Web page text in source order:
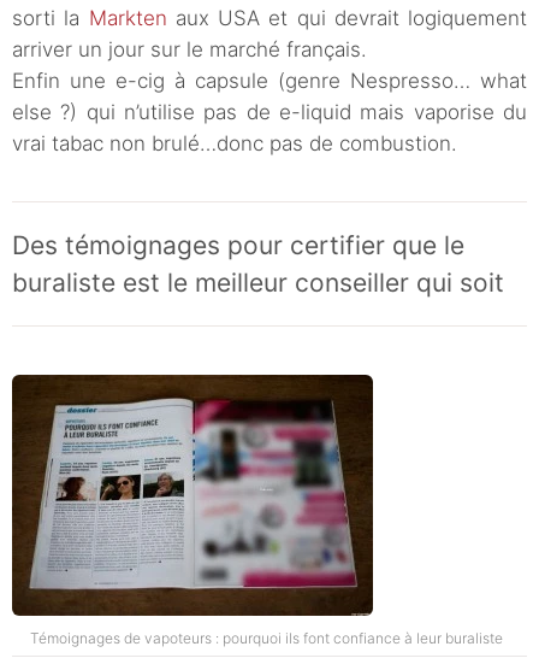
sorti la Markten aux USA et qui devrait logiquement
arriver un jour sur le marché français.
Enfin une e-cig à capsule (genre Nespresso… what
else ?) qui n’utilise pas de e-liquid mais vaporise du
vrai tabac non brulé…donc pas de combustion.
Des témoignages pour certifier que le
buraliste est le meilleur conseiller qui soit
Témoignages de vapoteurs : pourquoi ils font confiance à leur buraliste